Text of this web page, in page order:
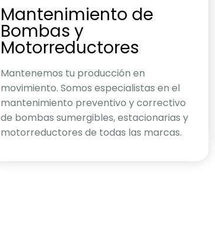
Mantenimiento de
Bombas y
Motorreductores
Mantenemos tu producción en
movimiento. Somos especialistas en el
mantenimiento preventivo y correctivo
de bombas sumergibles, estacionarias y
motorreductores de todas las marcas.